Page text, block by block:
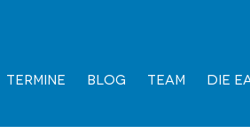
Termine Blog Team Die